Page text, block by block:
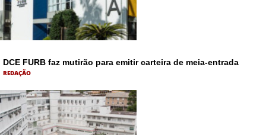
DCE FURB faz mutirão para emitir carteira de meia-entrada
REDAÇÃO